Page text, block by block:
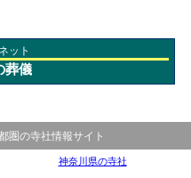
ット
葬儀
圏の寺社情報サイト
神奈川県の寺社